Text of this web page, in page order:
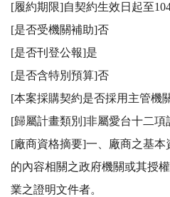
[履約期限]自契約生效日起至
[是否受機關補助]否
[是否刊登公報]是
[是否含特別預算]否
[本案採購契約是否採用主管機
[歸屬計畫類別]非屬愛台十二項
[廠商資格摘要]一、廠商之基
的內容相關之政府機關或其授
業之證明文件者。